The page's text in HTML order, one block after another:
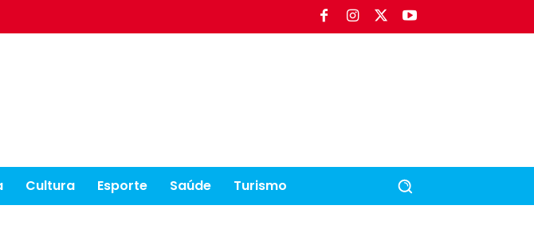
Cultura Esporte Saúde Turismo